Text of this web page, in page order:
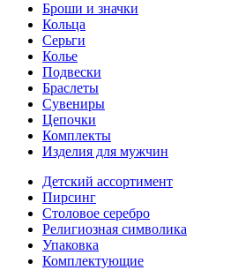
Броши и значки
Кольца
Серьги
Колье
Подвески
Браслеты
Сувениры
Цепочки
Комплекты
Изделия для мужчин
Детский ассортимент
Пирсинг
Столовое серебро
Религиозная символика
Упаковка
Комплектующие